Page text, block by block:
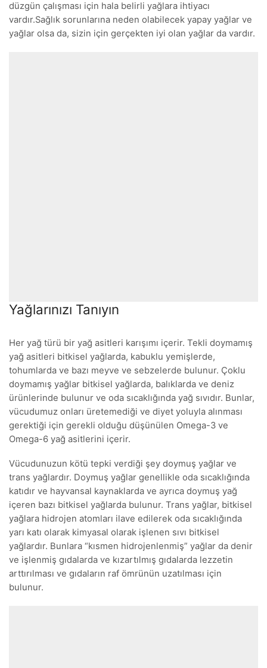
düzgün çalışması için hala belirli yağlara ihtiyacı
vardır.Sağlık sorunlarına neden olabilecek yapay yağlar ve
yağlar olsa da, sizin için gerçekten iyi olan yağlar da vardır.
Yağlarınızı Tanıyın
Her yağ türü bir yağ asitleri karışımı içerir. Tekli doymamış
yağ asitleri bitkisel yağlarda, kabuklu yemişlerde,
tohumlarda ve bazı meyve ve sebzelerde bulunur. Çoklu
doymamış yağlar bitkisel yağlarda, balıklarda ve deniz
ürünlerinde bulunur ve oda sıcaklığında yağ sıvıdır. Bunlar,
vücudumuz onları üretemediği ve diyet yoluyla alınması
gerektiği için gerekli olduğu düşünülen Omega-3 ve
Omega-6 yağ asitlerini içerir.
Vücudunuzun kötü tepki verdiği şey doymuş yağlar ve
trans yağlardır. Doymuş yağlar genellikle oda sıcaklığında
katıdır ve hayvansal kaynaklarda ve ayrıca doymuş yağ
içeren bazı bitkisel yağlarda bulunur. Trans yağlar, bitkisel
yağlara hidrojen atomları ilave edilerek oda sıcaklığında
yarı katı olarak kimyasal olarak işlenen sıvı bitkisel
yağlardır. Bunlara “kısmen hidrojenlenmiş” yağlar da denir
ve işlenmiş gıdalarda ve kızartılmış gıdalarda lezzetin
arttırılması ve gıdaların raf ömrünün uzatılması için
bulunur.